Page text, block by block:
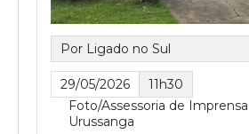
Por Ligado no Sul
29/05/2026
11h30
Foto/Assessoria de
Urussanga